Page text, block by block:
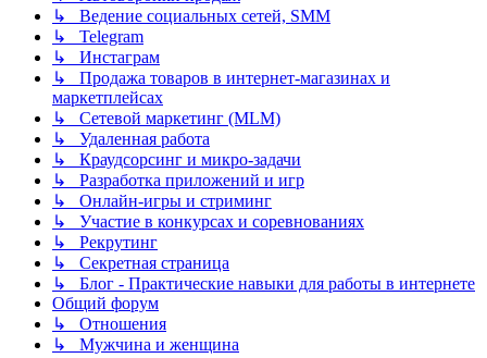
↳ Ведение социальных сетей, SMM
↳ Telegram
↳ Инстаграм
↳ Продажа товаров в интернет-магазинах и
маркетплейсах
↳ Сетевой маркетинг (MLM)
↳ Удаленная работа
↳ Краудсорсинг и микро-задачи
↳ Разработка приложений и игр
↳ Онлайн-игры и стриминг
↳ Участие в конкурсах и соревнованиях
↳ Рекрутинг
↳ Секретная страница
↳ Блог - Практические навыки для работы в интернете
Общий форум
↳ Отношения
↳ Мужчина и женщина